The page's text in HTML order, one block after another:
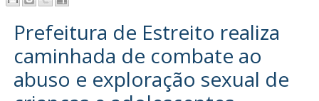
Prefeitura de Estreito realiza
caminhada de combate ao
abuso e exploração sexual de